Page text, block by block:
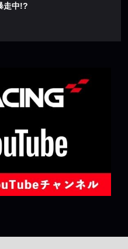
走中!?